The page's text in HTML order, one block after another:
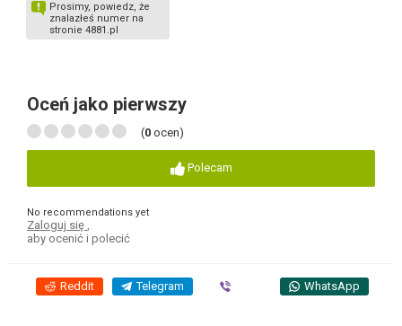
Prosimy, powiedz, że
znalazłeś numer na
stronie 4881.pl
Oceń jako pierwszy
(0 ocen)
Polecam
No recommendations yet
Zaloguj się
aby ocenić i polecić
Reddit Telegram WhatsApp